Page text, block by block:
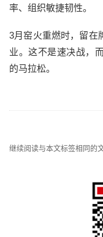
率、组织敏捷韧性。
3月窑火重燃时，留在
业。这不是速决战，
的马拉松。
继续阅读与本文标签相同的文